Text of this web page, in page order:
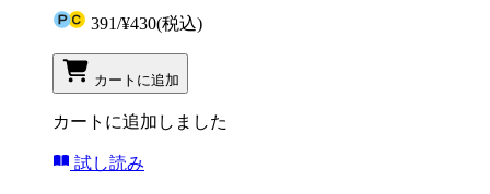
391/¥430(税込)
カートに追加
カートに追加しました
試し読み